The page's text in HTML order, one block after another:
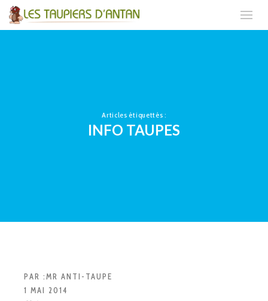
Articles étiquettés :
INFO TAUPES
PAR :MR ANTI-TAUPE
1 MAI 2014